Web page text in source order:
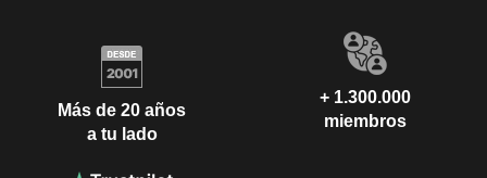
Más de 20 años
a tu lado
+ 1.300.000
miembros